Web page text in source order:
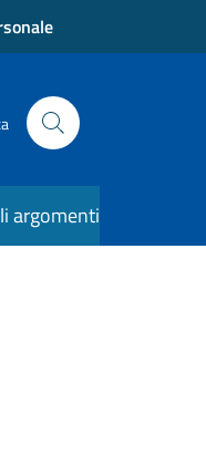
argomenti